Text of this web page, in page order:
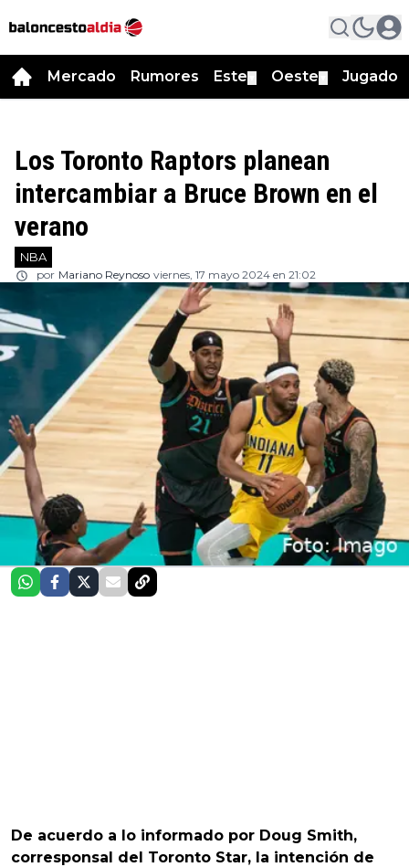
Mercado Rumores Este Oeste
Los Toronto Raptors planean
intercambiar a Bruce Brown en el
verano
NBA
por Mariano Reynoso viernes, 17 mayo 2024 en 21:02
De acuerdo a lo informado por Doug Smith,
corresponsal del Toronto Star, la intención de